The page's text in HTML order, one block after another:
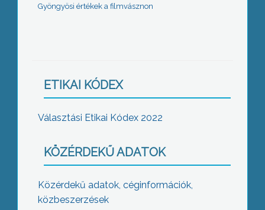
Gyöngyösi értékek a filmvásznon
ETIKAI KÓDEX
Választási Etikai Kódex 2022
KÖZÉRDEKŰ ADATOK
Közérdekű adatok, céginformációk,
közbeszerzések